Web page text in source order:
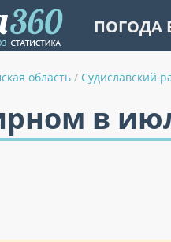
ПОГОДА
область / Судиславский
в